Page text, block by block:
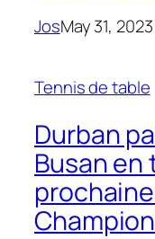
JosMay 31, 2023
Tennis de table
Durban
Busan en